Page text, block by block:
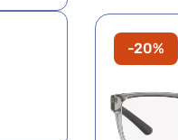
-20%